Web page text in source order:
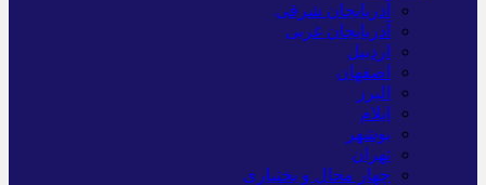
آذربایجان شرقی
آذربایجان غربی
اردبیل
اصفهان
البرز
ایلام
بوشهر
تهران
چهار محال و بختیاری